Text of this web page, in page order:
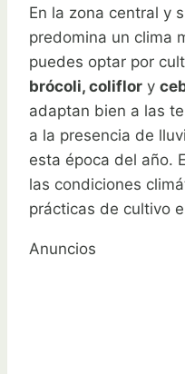
En la zona central y
predomina un clima
puedes optar por
brócoli, coliflor y
adaptan bien a las
a la presencia de
esta época del año.
las condiciones
prácticas de cultivo
Anuncios